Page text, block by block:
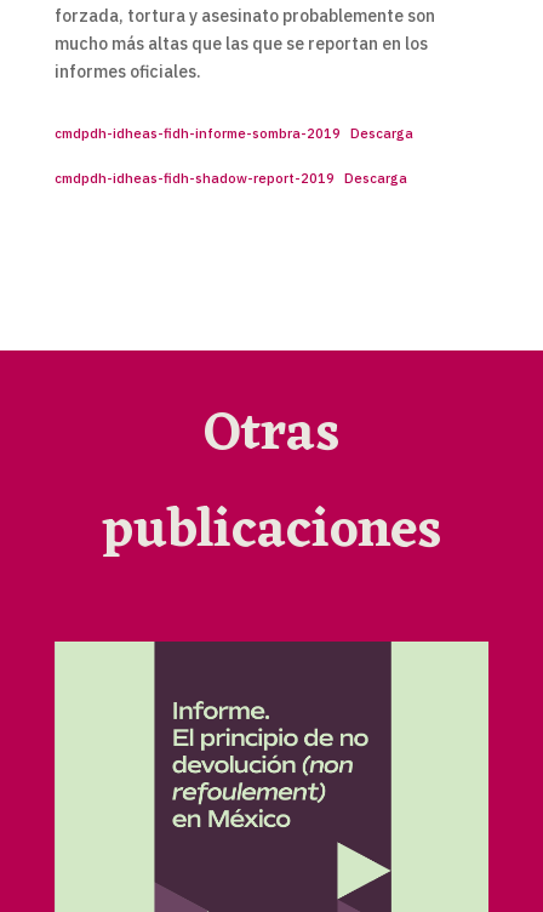
forzada, tortura y asesinato probablemente son
mucho más altas que las que se reportan en los
informes oficiales.
cmdpdh-idheas-fidh-informe-sombra-2019 Descarga
cmdpdh-idheas-fidh-shadow-report-2019 Descarga
Otras
publicaciones